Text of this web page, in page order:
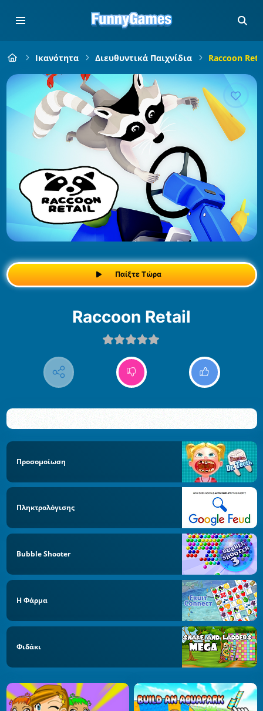
Ικανότητα Διευθυντικά Παιχνίδια Raccoon
Παίξτε Τώρα
Raccoon Retail
Προσομοίωση
Πληκτρολόγισης
Bubble Shooter
Η Φάρμα
Φιδάκι